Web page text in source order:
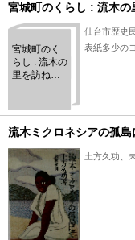
宮城町のくらし : 流木の
宮城町のく
らし : 流木の
里を訪ねて
仙台市歴史
表紙多少の
流木ミクロネシアの孤島
土方久功、